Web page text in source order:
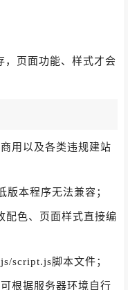
，页面功能、样式才会
用以及各类违规建站
版本程序无法兼容；
配色、页面样式直接编
script.js脚本文件；
根据服务器环境自行